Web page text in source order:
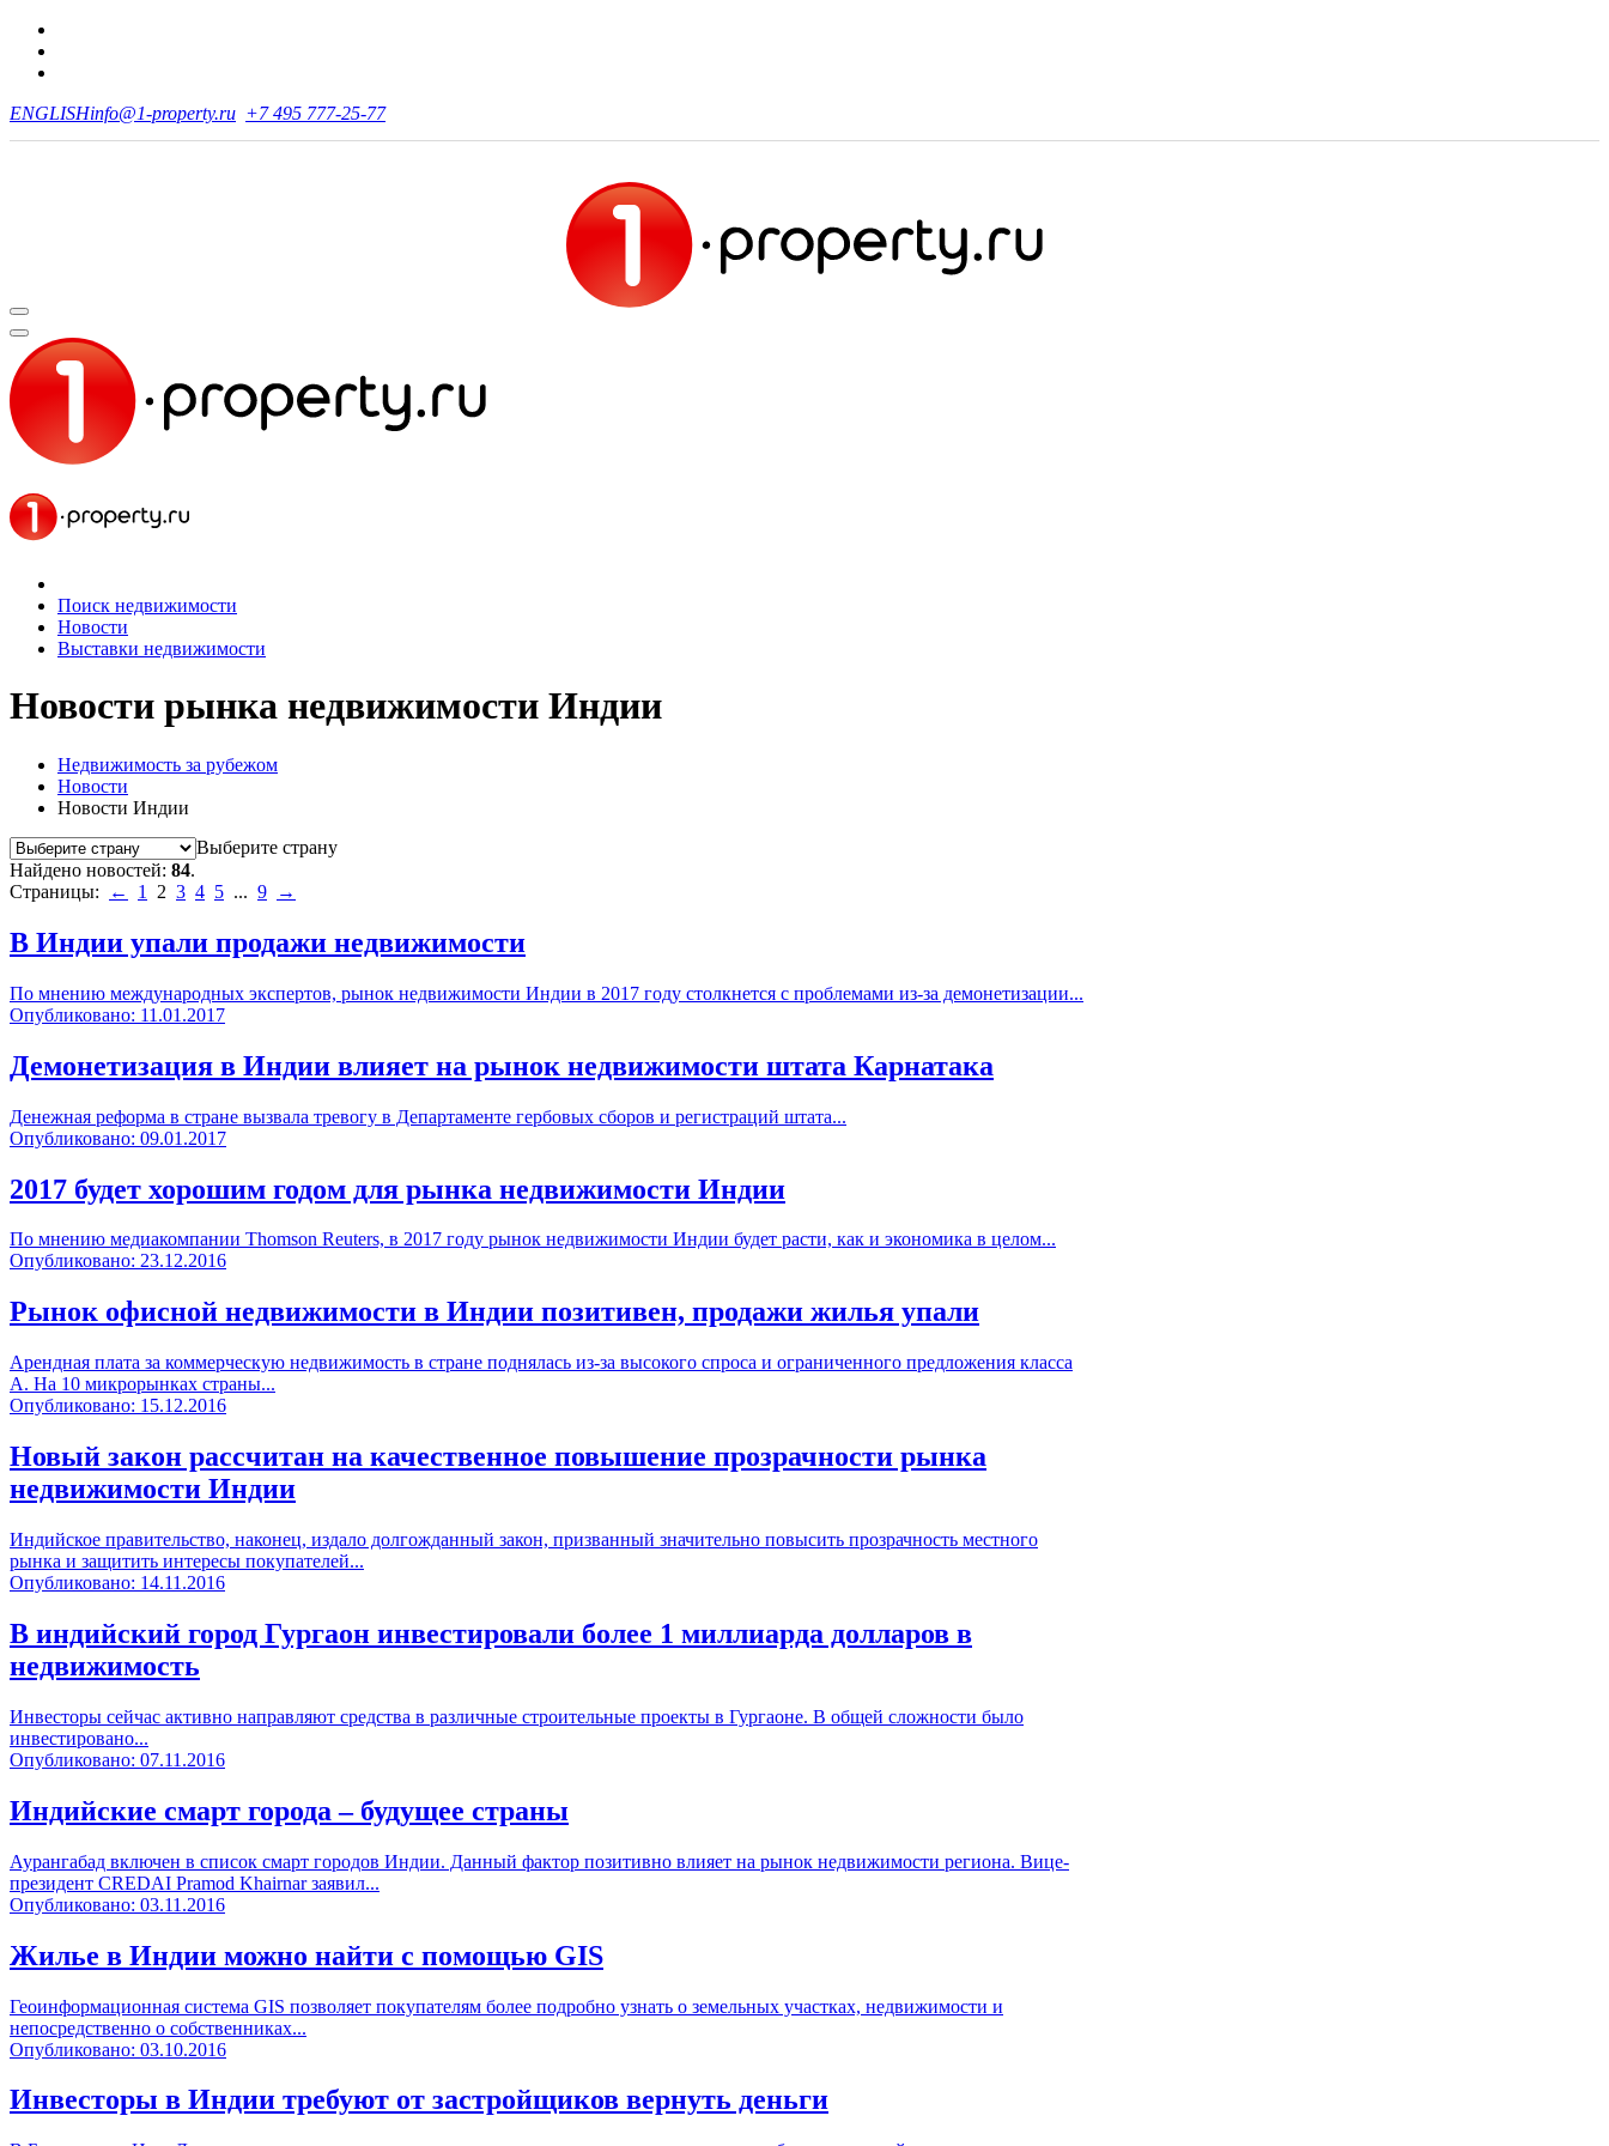
ENGLISHinfo@1-property.ru +7 495 777-25-77
Поиск недвижимости
Новости
Выставки недвижимости
Новости рынка недвижимости Индии
Недвижимость за рубежом
Новости
Новости Индии
Выберите страну
Найдено новостей: 84.
Страницы:
← 1 2 3 4 5 ... 9 →
В Индии упали продажи недвижимости
По мнению международных экспертов, рынок недвижимости Индии в 2017 году столкнется с проблемами из-за демонетизации...
Опубликовано: 11.01.2017
Демонетизация в Индии влияет на рынок недвижимости штата Карнатака
Денежная реформа в стране вызвала тревогу в Департаменте гербовых сборов и регистраций штата...
Опубликовано: 09.01.2017
2017 будет хорошим годом для рынка недвижимости Индии
По мнению медиакомпании Thomson Reuters, в 2017 году рынок недвижимости Индии будет расти, как и экономика в целом...
Опубликовано: 23.12.2016
Рынок офисной недвижимости в Индии позитивен, продажи жилья упали
Арендная плата за коммерческую недвижимость в стране поднялась из-за высокого спроса и ограниченного предложения класса
А. На 10 микрорынках страны...
Опубликовано: 15.12.2016
Новый закон рассчитан на качественное повышение прозрачности рынка
недвижимости Индии
Индийское правительство, наконец, издало долгожданный закон, призванный значительно повысить прозрачность местного
рынка и защитить интересы покупателей...
Опубликовано: 14.11.2016
В индийский город Гургаон инвестировали более 1 миллиарда долларов в
недвижимость
Инвесторы сейчас активно направляют средства в различные строительные проекты в Гургаоне. В общей сложности было
инвестировано...
Опубликовано: 07.11.2016
Индийские смарт города – будущее страны
Аурангабад включен в список смарт городов Индии. Данный фактор позитивно влияет на рынок недвижимости региона. Вице-
президент CREDAI Pramod Khairnar заявил...
Опубликовано: 03.11.2016
Жилье в Индии можно найти с помощью GIS
Геоинформационная система GIS позволяет покупателям более подробно узнать о земельных участках, недвижимости и
непосредственно о собственниках...
Опубликовано: 03.10.2016
Инвесторы в Индии требуют от застройщиков вернуть деньги